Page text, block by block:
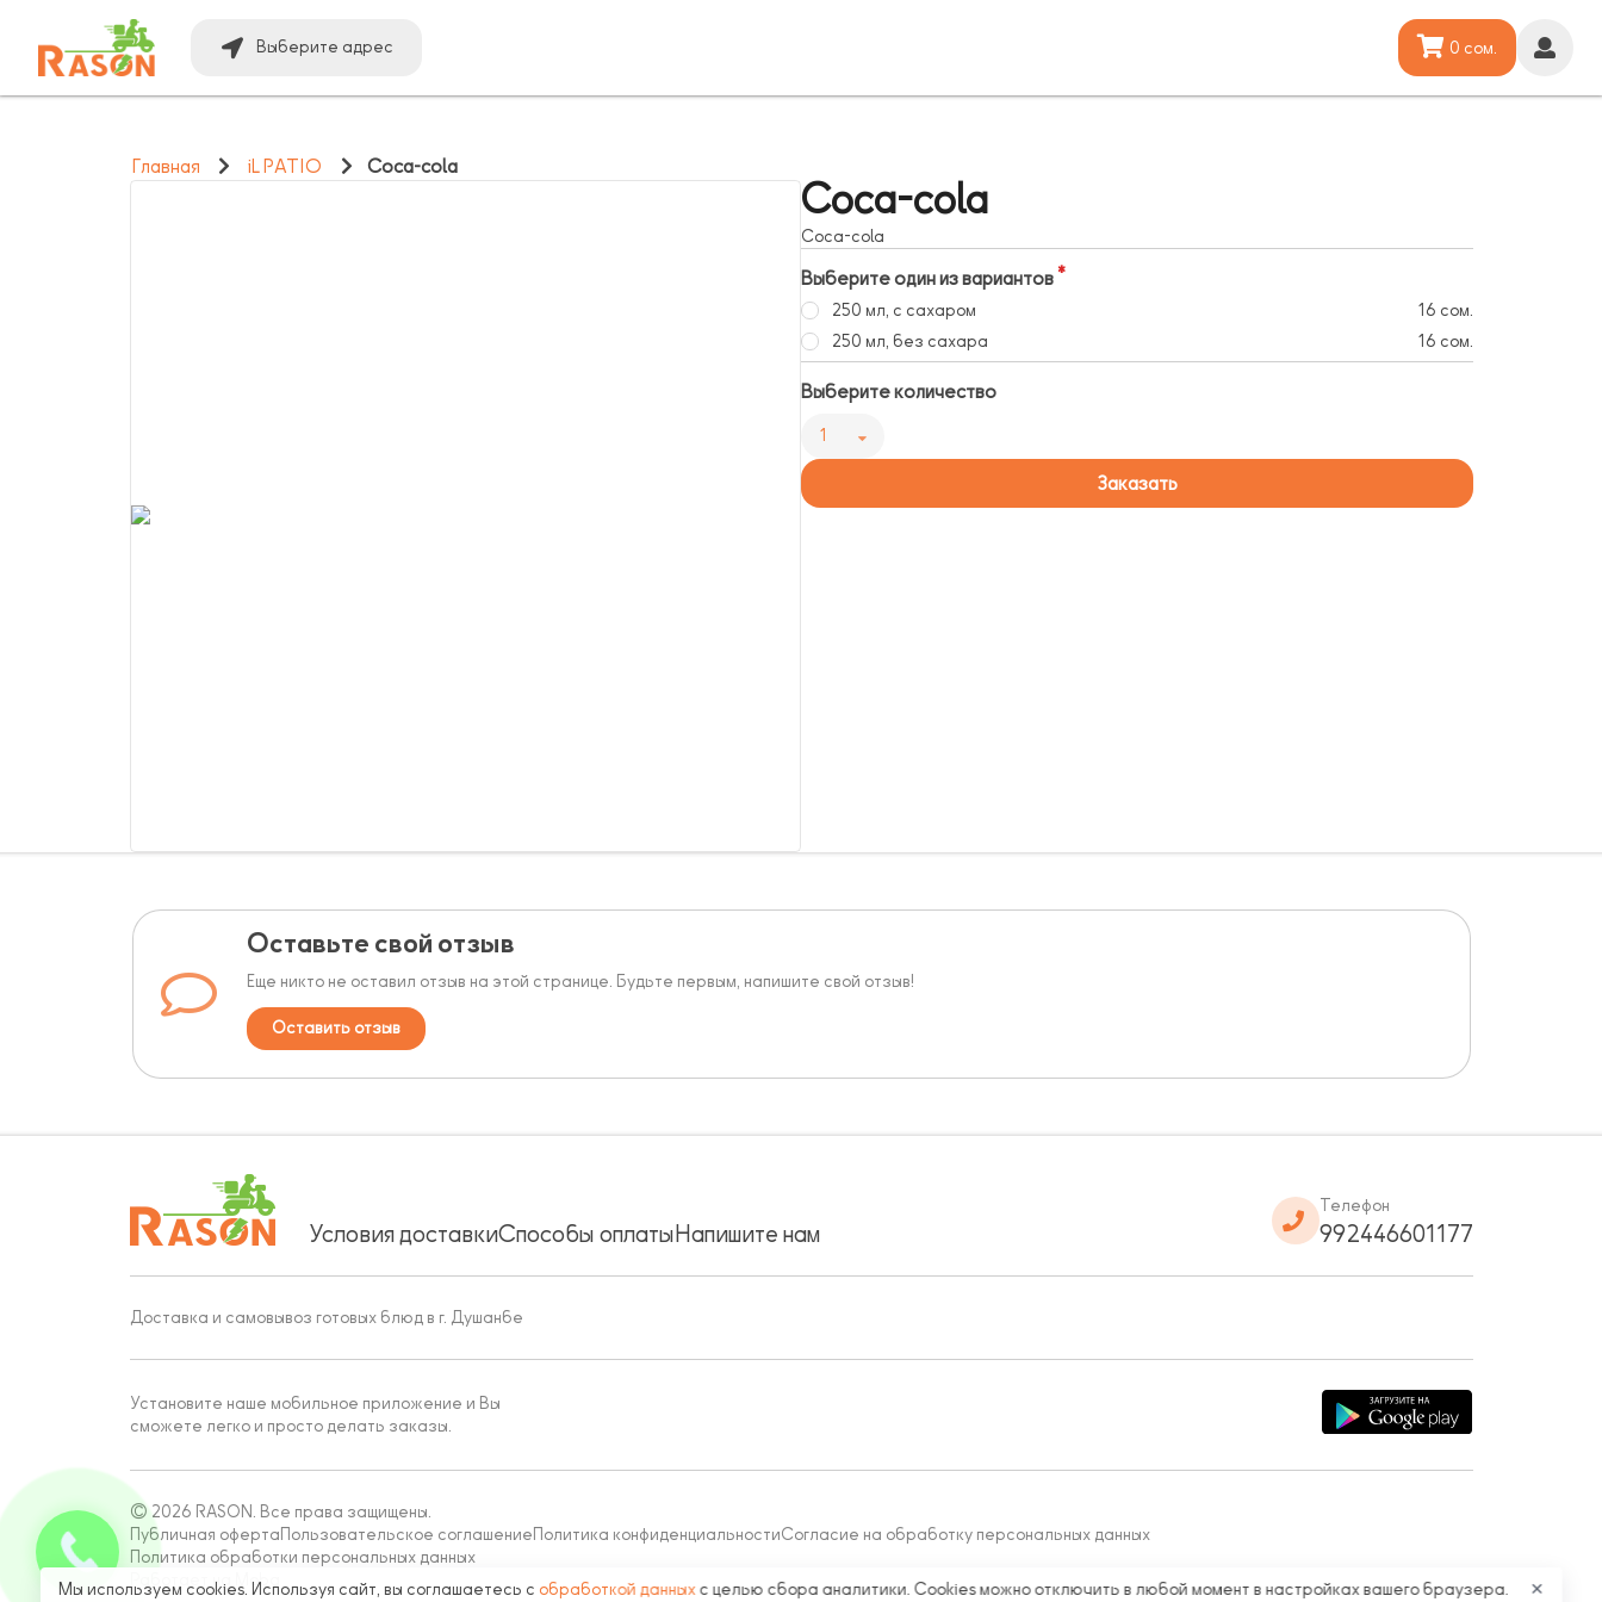
Выберите адрес 0 сом.
Главная iL PATIO Coca-cola
Coca-cola
Coca-cola
Выберите один из вариантов
250 мл, с сахаром
16 сом.
250 мл, без сахара
16 сом.
Выберите количество
1
Заказать
Оставьте свой отзыв
Еще никто не оставил отзыв на этой странице. Будьте первым, напишите свой отзыв!
Оставить отзыв
Условия доставкиСпособы оплатыНапишите нам
Телефон
992446601177
Доставка и самовывоз готовых блюд в г. Душанбе
Установите наше мобильное приложение и Вы
сможете легко и просто делать заказы.
© 2026 RASON. Все права защищены.
Публичная оферта Пользовательское соглашение Политика конфиденциальностиСогласие на обработку персональных данных
Политика обработки персональных данных
Работает на Moba
Мы используем cookies. Используя сайт, вы соглашаетесь с обработкой данных с целью сбора аналитики. Cookies можно отключить в любой момент в настройках вашего браузера. ✕